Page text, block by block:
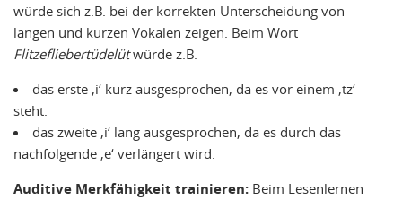
würde sich z.B. bei der korrekten Unterscheidung von
langen und kurzen Vokalen zeigen. Beim Wort
Flitzefliebertüdelütwürde z.B.
das erste ‚i‘ kurz ausgesprochen, da es vor einem ‚tz‘
steht.
das zweite ‚i‘ lang ausgesprochen, da es durch das
nachfolgende ‚e‘ verlängert wird.
Auditive Merkfähigkeit trainieren: Beim Lesenlernen